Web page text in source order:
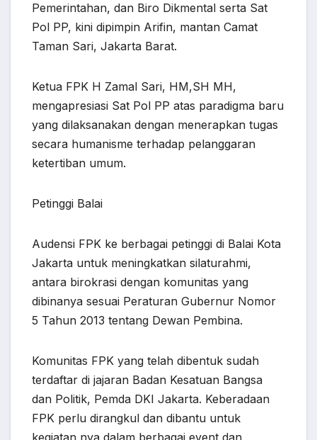
Pemerintahan, dan Biro Dikmental serta Sat
Pol PP, kini dipimpin Arifin, mantan Camat
Taman Sari, Jakarta Barat.
Ketua FPK H Zamal Sari, HM,SH MH,
mengapresiasi Sat Pol PP atas paradigma baru
yang dilaksanakan dengan menerapkan tugas
secara humanisme terhadap pelanggaran
ketertiban umum.
Petinggi Balai
Audensi FPK ke berbagai petinggi di Balai Kota
Jakarta untuk meningkatkan silaturahmi,
antara birokrasi dengan komunitas yang
dibinanya sesuai Peraturan Gubernur Nomor
5 Tahun 2013 tentang Dewan Pembina.
Komunitas FPK yang telah dibentuk sudah
terdaftar di jajaran Badan Kesatuan Bangsa
dan Politik, Pemda DKI Jakarta. Keberadaan
FPK perlu dirangkul dan dibantu untuk